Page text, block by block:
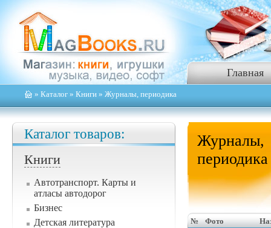
Главная
» Каталог » Книги » Журналы, периодика
Каталог товаров:
Книги
Автотранспорт. Карты и
атласы автодорог
Бизнес
Детская литература
Журналы,
периодика
№ Фото